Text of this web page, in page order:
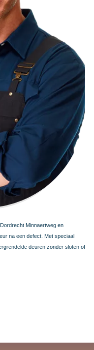
Minnaertweg en
na een defect. Met speciaal
deuren zonder sloten of